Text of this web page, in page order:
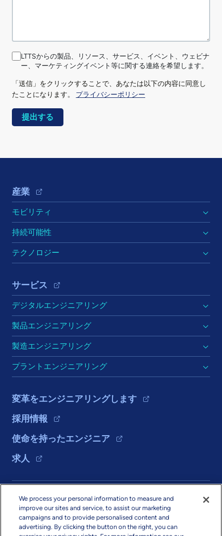
LTTSからの製品、リソース、サービス、イベント、ウェビナ
ー、マーケティングイベント等に関する連絡を希望します。
「送信」をクリックすることで、あなたは以下の内容に同意し
たことになります。 プライバシーポリシー
Footer Navigation
産業
モビリティ
持続可能性
テクノロジー
サービス
デジタルエンジニアリング
製品エンジニアリング
製造エンジニアリング
プラントエンジニアリング
変革をエンジニアリングします
採用情報
使命を持ったエンジニア
求人
会社情報
We process your personal information to measure and
improve our sites and service, to assist our marketing
campaigns and to provide personalised content and
advertising. By clicking the button on the right, you can